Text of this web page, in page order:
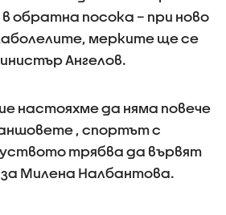
обратна посока – при ново
мерките ще се
Ангелов.
настояхме да няма повече
, спортът с
трябва да вървят
Милена Налбантова.